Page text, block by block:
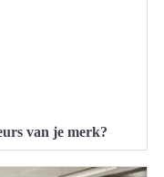
van je merk?